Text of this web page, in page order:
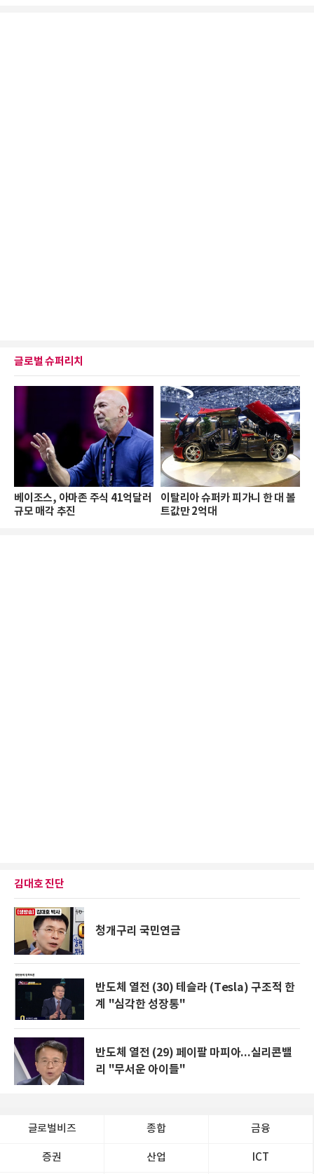
글로벌 슈퍼리치
베이조스, 아마존 주식 41억달러
규모 매각 추진
이탈리아 슈퍼카 피가니 한 대 볼
트값만 2억대
김대호 진단
청개구리 국민연금
반도체 열전 (30) 테슬라 (Tesla) 구조적 한
계 "심각한 성장통"
반도체 열전 (29) 페이팔 마피아...실리콘밸
리 "무서운 아이들"
글로벌비즈 종합 금융
증권 산업 ICT